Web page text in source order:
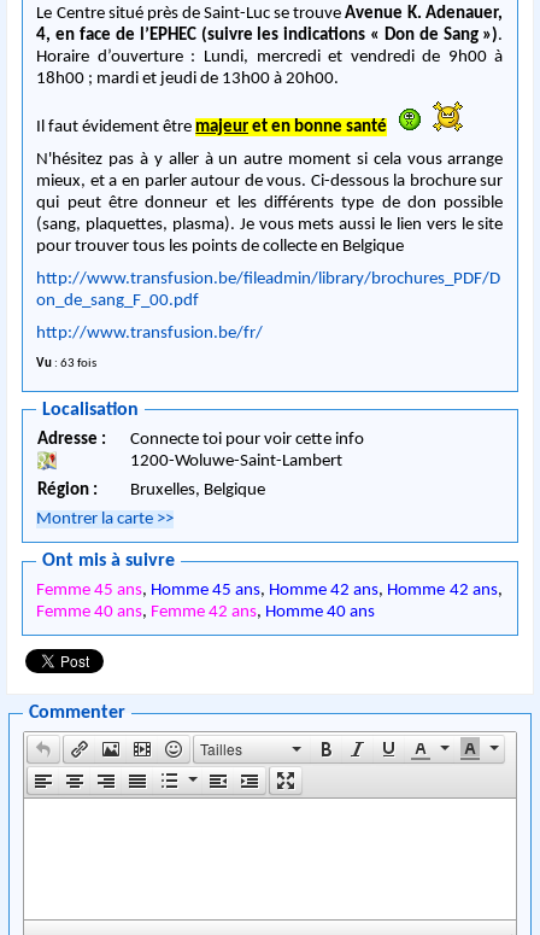
Le Centre situé près de Saint-Luc se trouveAvenue K. Adenauer,
4, en face de l’EPHEC (suivre les indications « Don de Sang »).
Horaire d’ouverture : Lundi, mercredi et vendredi de 9h00 à
18h00 ; mardi et jeudi de 13h00 à 20h00.
Il faut évidement être majeur et en bonne santé
N'hésitez pas à y aller à un autre moment si cela vous arrange
mieux, et a en parler autour de vous. Ci-dessous la brochure sur
qui peut être donneur et les différents type de don possible
(sang, plaquettes, plasma). Je vous mets aussi le lien vers le site
pour trouver tous les points de collecte en Belgique
http://www.transfusion.be/fileadmin/library/brochures_PDF/D
on_de_sang_F_00.pdf
http://www.transfusion.be/fr/
Vu : 63 fois
Localisation
Adresse :
Connecte toi pour voir cette info
1200-Woluwe-Saint-Lambert
Région :
Bruxelles, Belgique
Montrer la carte >>
Ont mis à suivre
Femme 45 ans, Homme 45 ans, Homme 42 ans, Homme 42 ans,
Femme 40 ans, Femme 42 ans, Homme 40 ans
Commenter
Tailles